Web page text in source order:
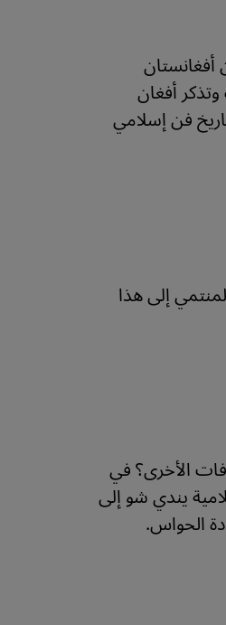
أفغانستان
أفغان
على تاريخ فن إسلامي
إلى هذا
الأخرى؟ في
يندي شو إلى
الحواس.